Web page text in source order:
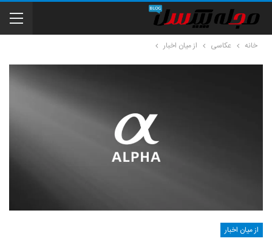
خانه عکاسی از میان اخبار
از میان اخبار